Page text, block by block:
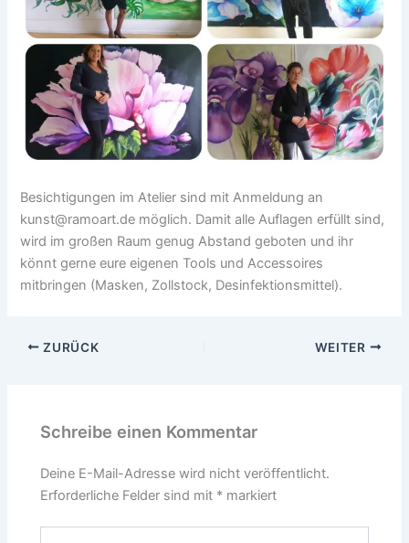
Besichtigungen im Atelier sind mit Anmeldung an
kunst@ramoart.de möglich. Damit alle Auflagen erfüllt sind,
wird im großen Raum genug Abstand geboten und ihr
könnt gerne eure eigenen Tools und Accessoires
mitbringen (Masken, Zollstock, Desinfektionsmittel).
ZURÜCK WEITER
Schreibe einen Kommentar
Deine E-Mail-Adresse wird nicht veröffentlicht.
Erforderliche Felder sind mit * markiert